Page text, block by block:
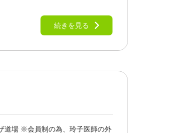
続きを見る
道場 ※会員制の為、玲子医師の外